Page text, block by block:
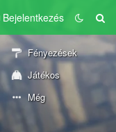
Bejelentkezés
Fényezések
Játékos
Még